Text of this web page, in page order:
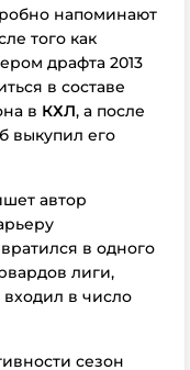
напоминают
того как
драфта 2013
в составе
в КХЛ, а после
выкупил его
автор
в одного
лиги,
входил в число
сезон